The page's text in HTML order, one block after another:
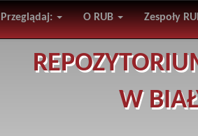
Przeglądaj: O RUB Zespoły
W